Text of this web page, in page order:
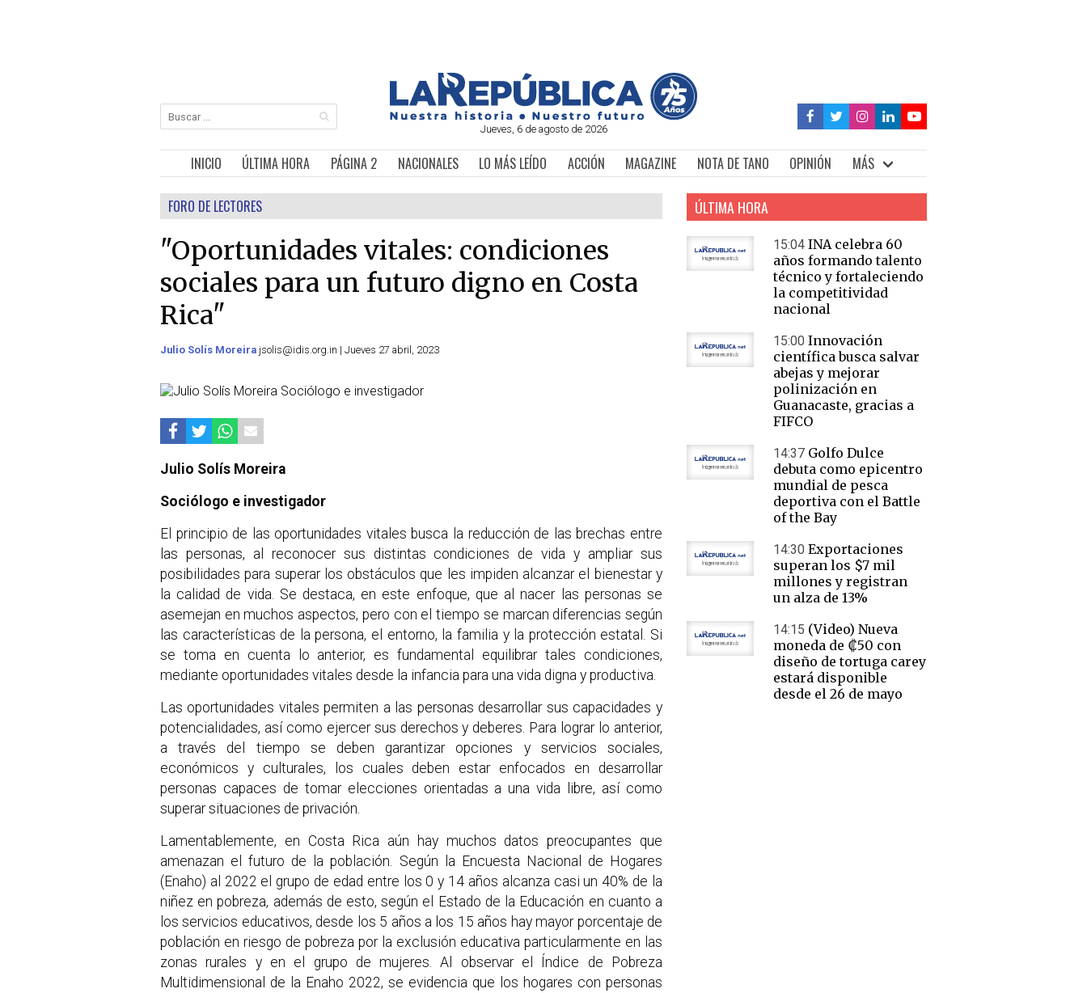
Jueves, 6 de agosto de 2026
INICIO ÚLTIMA HORA PÁGINA 2 NACIONALES LO MÁS LEÍDO ACCIÓN MAGAZINE NOTA DE TANO OPINIÓN MÁS
FORO DE LECTORES
"Oportunidades vitales: condiciones
sociales para un futuro digno en Costa
Rica"
Julio Solís Moreira jsolis@idis.org.in | Jueves 27 abril, 2023
Julio Solís Moreira
Sociólogo e investigador
El principio de las oportunidades vitales busca la reducción de las brechas entre
las personas, al reconocer sus distintas condiciones de vida y ampliar sus
posibilidades para superar los obstáculos que les impiden alcanzar el bienestar y
la calidad de vida. Se destaca, en este enfoque, que al nacer las personas se
asemejan en muchos aspectos, pero con el tiempo se marcan diferencias según
las características de la persona, el entorno, la familia y la protección estatal. Si
se toma en cuenta lo anterior, es fundamental equilibrar tales condiciones,
mediante oportunidades vitales desde la infancia para una vida digna y productiva.
Las oportunidades vitales permiten a las personas desarrollar sus capacidades y
potencialidades, así como ejercer sus derechos y deberes. Para lograr lo anterior,
a través del tiempo se deben garantizar opciones y servicios sociales,
económicos y culturales, los cuales deben estar enfocados en desarrollar
personas capaces de tomar elecciones orientadas a una vida libre, así como
superar situaciones de privación.
Lamentablemente, en Costa Rica aún hay muchos datos preocupantes que
amenazan el futuro de la población. Según la Encuesta Nacional de Hogares
(Enaho) al 2022 el grupo de edad entre los 0 y 14 años alcanza casi un 40% de la
niñez en pobreza, además de esto, según el Estado de la Educación en cuanto a
los servicios educativos, desde los 5 años a los 15 años hay mayor porcentaje de
población en riesgo de pobreza por la exclusión educativa particularmente en las
zonas rurales y en el grupo de mujeres. Al observar el Índice de Pobreza
Multidimensional de la Enaho 2022, se evidencia que los hogares con personas
ÚLTIMA HORA
15:04 INA celebra 60
años formando talento
técnico y fortaleciendo
la competitividad
nacional
15:00 Innovación
científica busca salvar
abejas y mejorar
polinización en
Guanacaste, gracias a
FIFCO
14:37 Golfo Dulce
debuta como epicentro
mundial de pesca
deportiva con el Battle
of the Bay
14:30 Exportaciones
superan los $7 mil
millones y registran
un alza de 13%
14:15 (Video) Nueva
moneda de ₡50 con
diseño de tortuga carey
estará disponible
desde el 26 de mayo